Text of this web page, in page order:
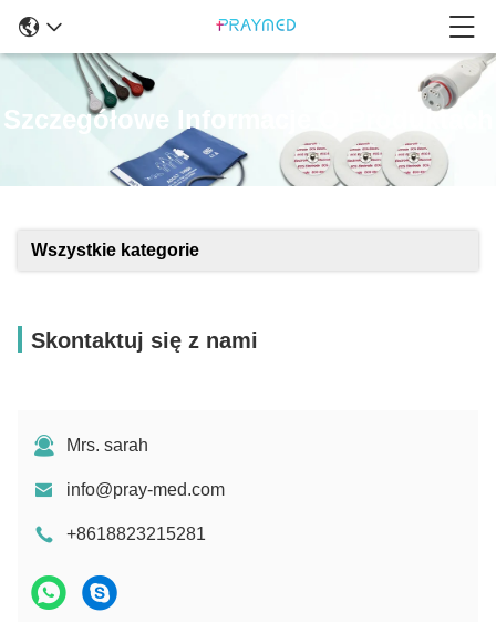
Szczegółowe Informacje O Produktach
Wszystkie kategorie
Skontaktuj się z nami
Mrs. sarah
info@pray-med.com
+8618823215281